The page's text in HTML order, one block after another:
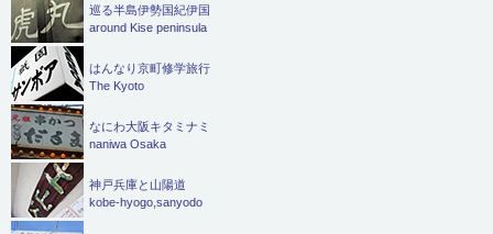
巡る半島伊勢国紀伊国
around Kise peninsula
はんなり京町修学旅行
The Kyoto
なにわ大阪キタミナミ
naniwa Osaka
神戸兵庫と山陽道
kobe-hyogo,sanyodo